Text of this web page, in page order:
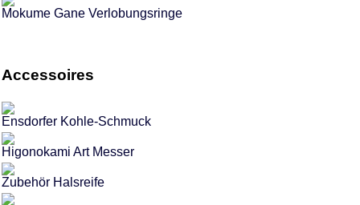
Mokume Gane Verlobungsringe
Accessoires
Ensdorfer Kohle-Schmuck
Higonokami Art Messer
Zubehör Halsreife